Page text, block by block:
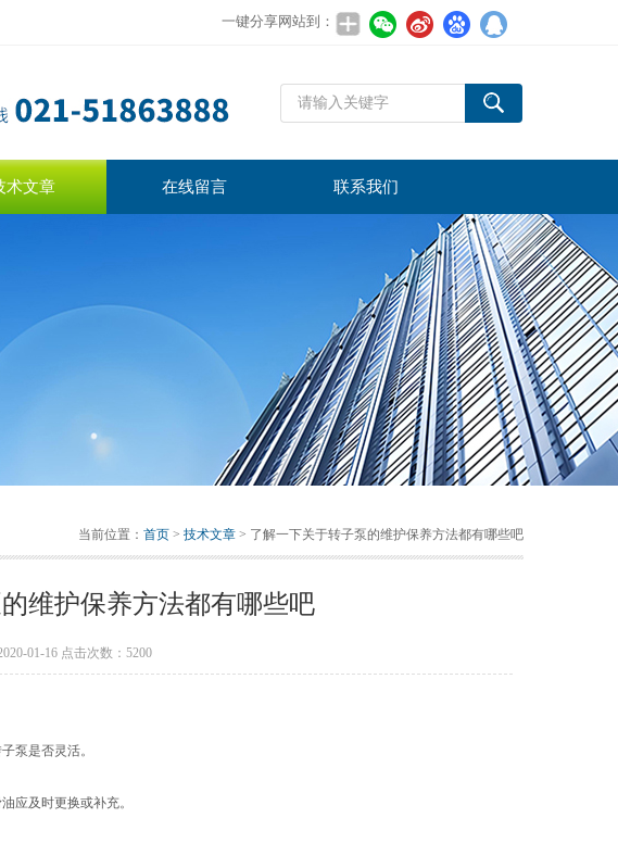
一键分享网站到：
术文章 在线留言 联系我们
当前位置： 首页 > 技术文章 > 了解一下关于转子泵的维护保养方法都有哪些吧
维护保养方法都有哪些吧
01-16 点击次数：5200
泵是否灵活。
应及时更换或补充。